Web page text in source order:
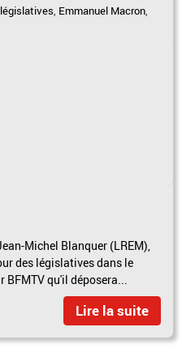
législatives, Emmanuel Macron,
Michel Blanquer (LREM),
des législatives dans le
qu'il déposera...
Lire la suite